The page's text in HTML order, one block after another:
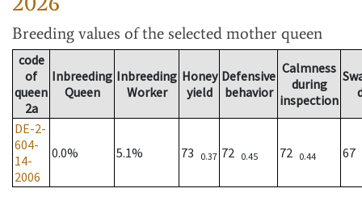
Breeding values of the selected mother queen
code
of
queen
2a
Inbreeding
Queen
Inbreeding
Worker
Honey
yield
Defensive
behavior
Calmness
during
inspection
DE-2-
604-
14-
2006
0.0% 5.1% 73 0.37 72 0.45 72 0.44 67